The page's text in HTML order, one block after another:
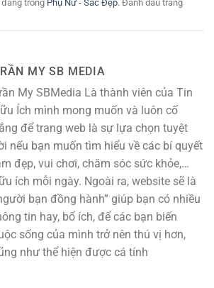
trong Phụ Nữ - Sắc Đẹp. Đánh dấu trang
MY SB MEDIA
My SBMedia Là thành viên của Tin
Ích mình mong muốn và luôn cố
để trang web là sự lựa chọn tuyệt
nếu bạn muốn tìm hiểu về các bí quyết
đẹp, vui chơi, chăm sóc sức khỏe,…
ích mỗi ngày. Ngoài ra, website sẽ là
bạn đồng hành” giúp bạn có nhiều
tin hay, bổ ích, để các bạn biến
sống của mình trở nên thú vị hơn,
như thể hiện được cá tính